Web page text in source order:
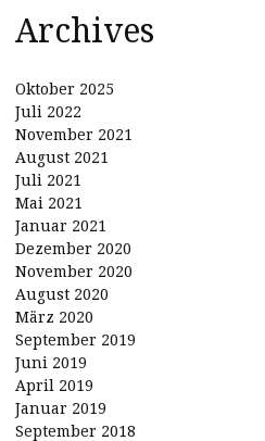
Archives
Oktober 2025
Juli 2022
November 2021
August 2021
Juli 2021
Mai 2021
Januar 2021
Dezember 2020
November 2020
August 2020
März 2020
September 2019
Juni 2019
April 2019
Januar 2019
September 2018